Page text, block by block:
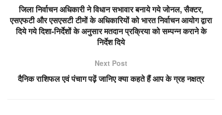
जिला निर्वाचन अधिकारी ने विधान सभावार बनाये गये जोनल, सैक्टर,
एसएफटी और एसएसटी टीमों के अधिकारियों को भारत निर्वाचन आयोग द्वारा
दिये गये दिशा-निर्देशों के अनुसार मतदान प्रक्रिया को सम्पन्न कराने के
निर्देश दिये
Next Post
दैनिक राशिफल एवं पंचाग पढ़ें जानिए क्या कहते हैं आप के ग्रह नक्षत्र